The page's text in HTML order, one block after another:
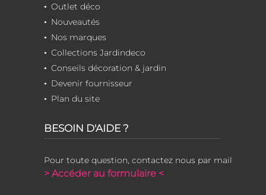
Outlet déco
Nouveautés
Nos marques
Collections Jardindeco
Conseils décoration & jardin
Devenir fournisseur
Plan du site
BESOIN D'AIDE ?
Pour toute question, contactez nous par mail
> Accéder au formulaire <